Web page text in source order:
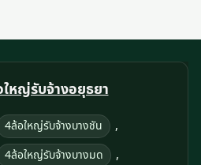
หญ่รับจ้างอยุธยา
4ล้อใหญ่รับจ้างบางชัน ,
4ล้อใหญ่รับจ้างบางมด ,